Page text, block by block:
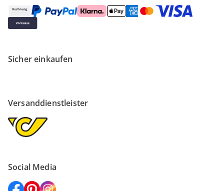
Sicher einkaufen
Versanddienstleister
Social Media